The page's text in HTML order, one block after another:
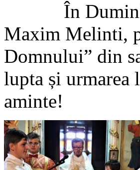
În Duminica
Maxim Melinti,
Domnului” din
lupta și urmarea
aminte!